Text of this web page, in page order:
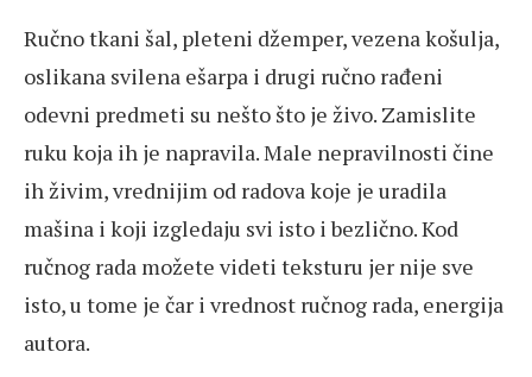
Ručno tkani šal, pleteni džemper, vezena košulja,
oslikana svilena ešarpa i drugi ručno rađeni
odevni predmeti su nešto što je živo. Zamislite
ruku koja ih je napravila. Male nepravilnosti čine
ih živim, vrednijim od radova koje je uradila
mašina i koji izgledaju svi isto i bezlično. Kod
ručnog rada možete videti teksturu jer nije sve
isto, u tome je čar i vrednost ručnog rada, energija
autora.